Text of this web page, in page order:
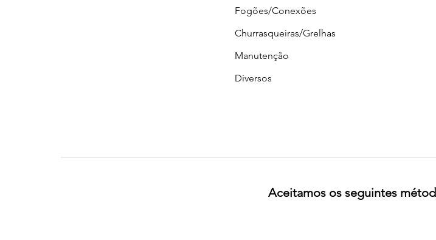
Fogões/Conexões
Churrasqueiras/Grelhas
Manutenção
Diversos
Aceitamos os seguintes